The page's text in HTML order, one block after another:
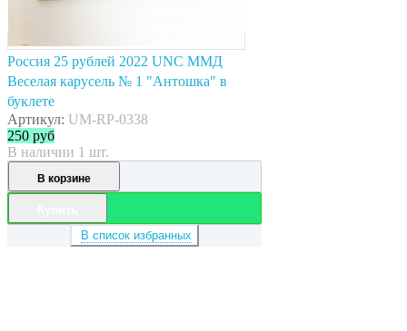
Россия 25 рублей 2022 UNC ММД
Веселая карусель № 1 "Антошка" в
буклете
Артикул: UM-RP-0338
250 руб
В наличии 1 шт.
В корзине
В список избранных